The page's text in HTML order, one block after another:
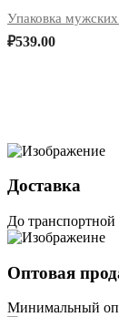
Упаковка
₽539.00
Доставка
До
Оптовая
Минимальный